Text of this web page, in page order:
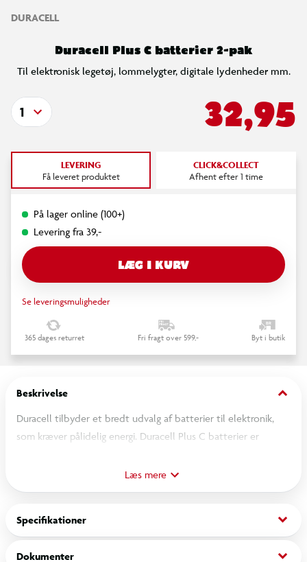
DURACELL
Duracell Plus C batterier 2-pak
Til elektronisk legetøj, lommelygter, digitale lydenheder mm.
32,95
1
LEVERING
Få leveret produktet
CLICK&COLLECT
Afhent efter 1 time
På lager online (100+)
Levering fra 39,-
LÆG I KURV
Se leveringsmuligheder
365 dages returret Fri fragt over 599,- Byt i butik
Beskrivelse keyboard_arrow_down
Duracell tilbyder et bredt udvalg af batterier til elektronik,
som kræver pålidelig energi. Duracell Plus C batterier er
Ubrugte Duracell batterier holder på energien i op til 10 år ved
Duracell anbefaler disse batterier til regelmæssigt brugte
Læs mere
Specifikationer keyboard_arrow_down
Dokumenter keyboard_arrow_down